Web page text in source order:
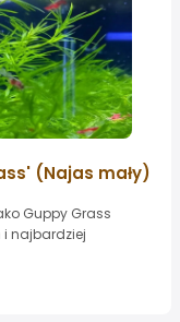
(Najas mały)
Guppy Grass
i najbardziej